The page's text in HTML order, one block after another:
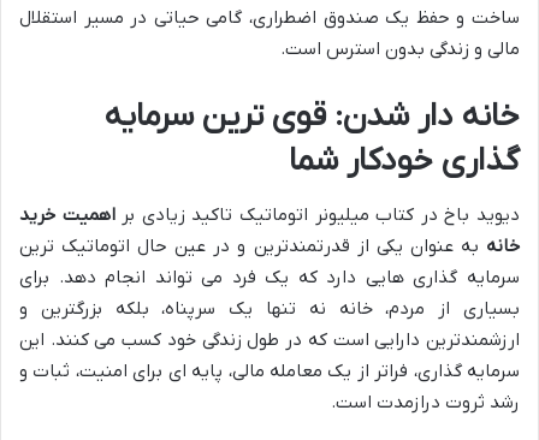
ساخت و حفظ یک صندوق اضطراری، گامی حیاتی در مسیر استقلال
مالی و زندگی بدون استرس است.
خانه دار شدن: قوی ترین سرمایه
گذاری خودکار شما
دیوید باخ در کتاب میلیونر اتوماتیک تاکید زیادی براهمیت خرید
خانه به عنوان یکی از قدرتمندترین و در عین حال اتوماتیک ترین
سرمایه گذاری هایی دارد که یک فرد می تواند انجام دهد. برای
بسیاری از مردم، خانه نه تنها یک سرپناه، بلکه بزرگترین و
ارزشمندترین دارایی است که در طول زندگی خود کسب می کنند. این
سرمایه گذاری، فراتر از یک معامله مالی، پایه ای برای امنیت، ثبات و
رشد ثروت درازمدت است.